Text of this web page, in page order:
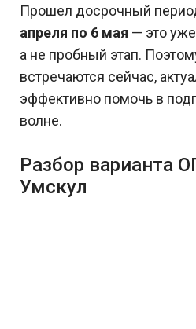
Прошел досрочный
апреля по 6 мая — это
а не пробный этап.
встречаются сейчас,
эффективно помочь в
волне.
Разбор варианта
Умскул